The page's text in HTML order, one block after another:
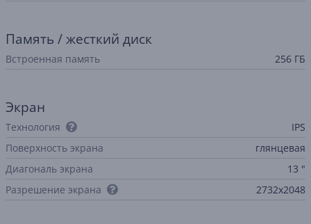
Память / жесткий диск
Встроенная память 256 ГБ
Экран
Технология
IPS
Поверхность экрана
глянцевая
Диагональ экрана
13 "
Разрешение экрана
2732x2048